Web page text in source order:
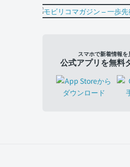
スマホで新着情報を
公式アプリを無料